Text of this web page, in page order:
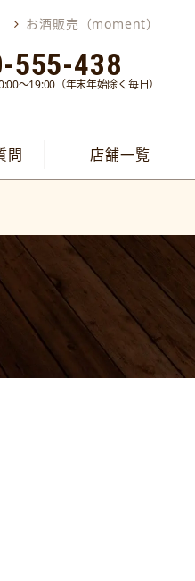
お酒販売（moment）
555-438
～19:00（年末年始除く毎日）
問 店舗一覧